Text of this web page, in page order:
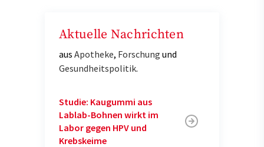
Aktuelle Nachrichten
aus Apotheke, Forschung und
Gesundheitspolitik.
Studie: Kaugummi aus
Lablab-Bohnen wirkt im
Labor gegen HPV und
Krebskeime